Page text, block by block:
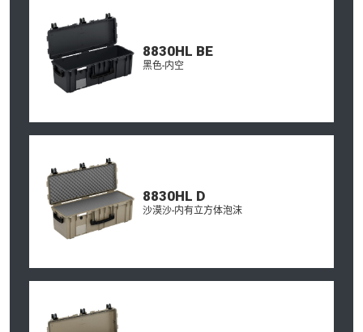
8830HL BE
黑色-内空
8830HL D
沙漠沙-内有立方体泡沫